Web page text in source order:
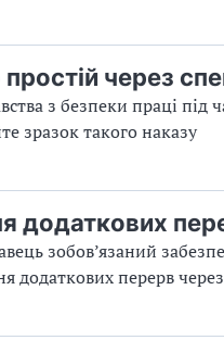
через
з безпеки праці під
зразок такого наказу
додаткових
зобов’язаний
додаткових перерв